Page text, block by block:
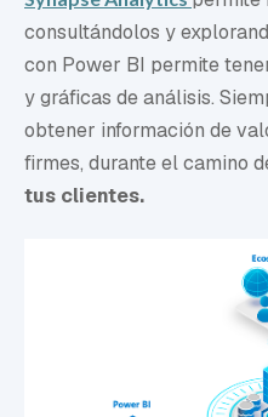
consultándolos y
con Power BI permite
y gráficas de análisis.
obtener información de
firmes, durante el camino
tus clientes.